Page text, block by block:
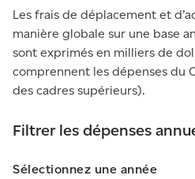
Les frais de déplacement et
manière globale sur une base
sont exprimés en milliers de
comprennent les dépenses du
des cadres supérieurs).
Filtrer les dépenses
Sélectionnez une année